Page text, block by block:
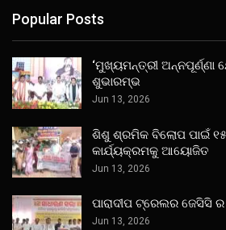
Popular Posts
‘ମୁଖ୍ୟମନ୍ତ୍ରୀ ଅନ୍ନପୂର୍ଣ୍ଣା
ଶୁଭାରମ୍ଭ
Jun 13, 2026
ଶିଶୁ ଶ୍ରମିକ ବିଲୋପ ପାଇଁ
କାର୍ଯ୍ୟକ୍ରମକୁ ଆୟୋଜିତ
Jun 13, 2026
ପାରାଦୀପ ଟ୍ରେଲର ଜେସିସି
Jun 13, 2026